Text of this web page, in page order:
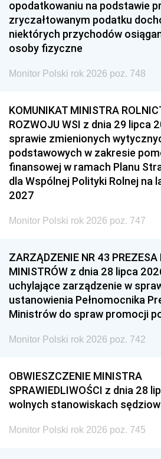
opodatkowaniu na podstawie
zryczałtowanym podatku
niektórych przychodów
osoby fizyczne
Monitor Polski rok 2026 poz. 748
KOMUNIKAT MINISTRA
ROZWOJU WSI z dnia 29 lipca
sprawie zmienionych
podstawowych w zakresie
finansowej w ramach Planu
dla Wspólnej Polityki Rolnej na
2027
Monitor Polski rok 2026 poz. 747
ZARZĄDZENIE NR 43 PREZESA
MINISTRÓW z dnia 28 lipca
uchylające zarządzenie w
ustanowienia Pełnomocnika
Ministrów do spraw promocji
Monitor Polski rok 2026 poz. 742
OBWIESZCZENIE MINISTRA
SPRAWIEDLIWOŚCI z dnia 28
wolnych stanowiskach
Monitor Polski rok 2026 poz. 745